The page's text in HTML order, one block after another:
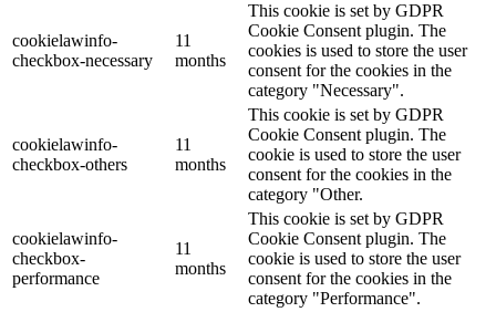
cookielawinfo-
checkbox-necessary
11
months
This cookie is set by GDPR
Cookie Consent plugin. The
cookies is used to store the user
consent for the cookies in the
category "Necessary".
cookielawinfo-
checkbox-others
11
months
This cookie is set by GDPR
Cookie Consent plugin. The
cookie is used to store the user
consent for the cookies in the
category "Other.
cookielawinfo-
checkbox-
performance
11
months
This cookie is set by GDPR
Cookie Consent plugin. The
cookie is used to store the user
consent for the cookies in the
category "Performance".